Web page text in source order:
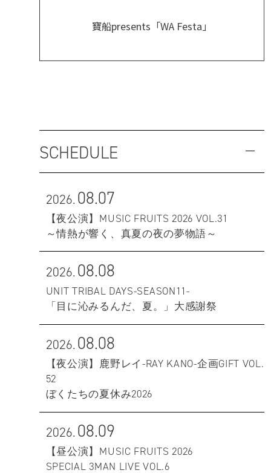
寶船presents「WA Festa」
SCHEDULE
2026.08.07
【夜公演】MUSIC FRUITS 2026 VOL.31
～情熱が響く、真夏の夜の夢物語～
2026.08.08
UNIT TRIBAL DAYS-SEASON11-
「目に沁みるんだ、夏。」大感謝祭
2026.08.08
【夜公演】鹿野レイ-RAY KANO-企画GIFT VOL.
52
ぼくたちの夏休み2026
2026.08.09
【昼公演】MUSIC FRUITS 2026
SPECIAL 3MAN LIVE VOL.6